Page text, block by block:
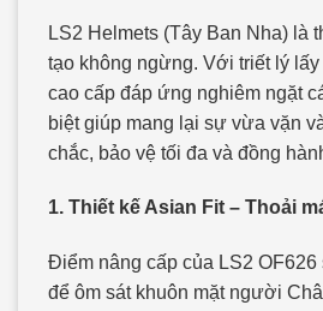
LS2 Helmets (Tây Ban Nha) là
tạo không ngừng. Với triết lý
cao cấp đáp ứng nghiêm ngặt
biệt giúp mang lại sự vừa vặn
chắc, bảo vệ tối đa và đồng
1. Thiết kế Asian Fit – Thoải
Điểm nâng cấp của LS2
để ôm sát khuôn mặt người